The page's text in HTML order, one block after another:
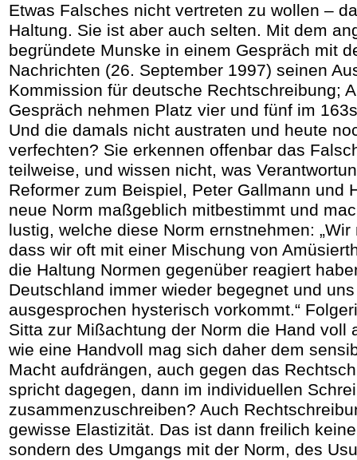
Etwas Falsches nicht vertreten zu wollen –
Haltung. Sie ist aber auch selten. Mit dem
begründete Munske in einem Gespräch mit
Nachrichten (26. September 1997) seinen
Kommission für deutsche Rechtschreibung;
Gespräch nehmen Platz vier und fünf im
Und die damals nicht austraten und heute
verfechten? Sie erkennen offenbar das
teilweise, und wissen nicht, was
Reformer zum Beispiel, Peter Gallmann und
neue Norm maßgeblich mitbestimmt und
lustig, welche diese Norm ernstnehmen:
dass wir oft mit einer Mischung von
die Haltung Normen gegenüber reagiert
Deutschland immer wieder begegnet und
ausgesprochen hysterisch vorkommt.“
Sitta zur Mißachtung der Norm die Hand voll
wie eine Handvoll mag sich daher dem
Macht aufdrängen, auch gegen das
spricht dagegen, dann im individuellen
zusammenzuschreiben? Auch
gewisse Elastizität. Das ist dann freilich
sondern des Umgangs mit der Norm, des